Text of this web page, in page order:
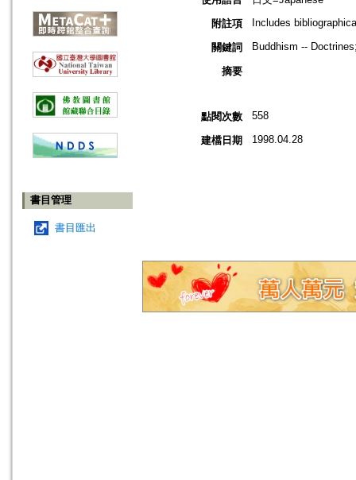
書目管理
書目匯出
附註項
Includes
關鍵詞 Buddhism --
摘要
點閱次數 558
建檔日期 1998.04.28